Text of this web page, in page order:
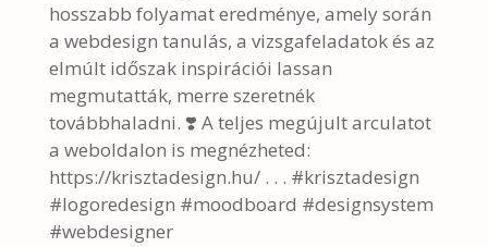
hosszabb folyamat eredménye, amely során
a webdesign tanulás, a vizsgafeladatok és az
elmúlt időszak inspirációi lassan
megmutatták, merre szeretnék
továbbhaladni. ❣️ A teljes megújult arculatot
a weboldalon is megnézheted:
https://krisztadesign.hu/ . . . #krisztadesign
#logoredesign #moodboard #designsystem
#webdesigner